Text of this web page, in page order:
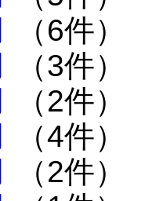
（6件）
（3件）
（2件）
（4件）
（2件）